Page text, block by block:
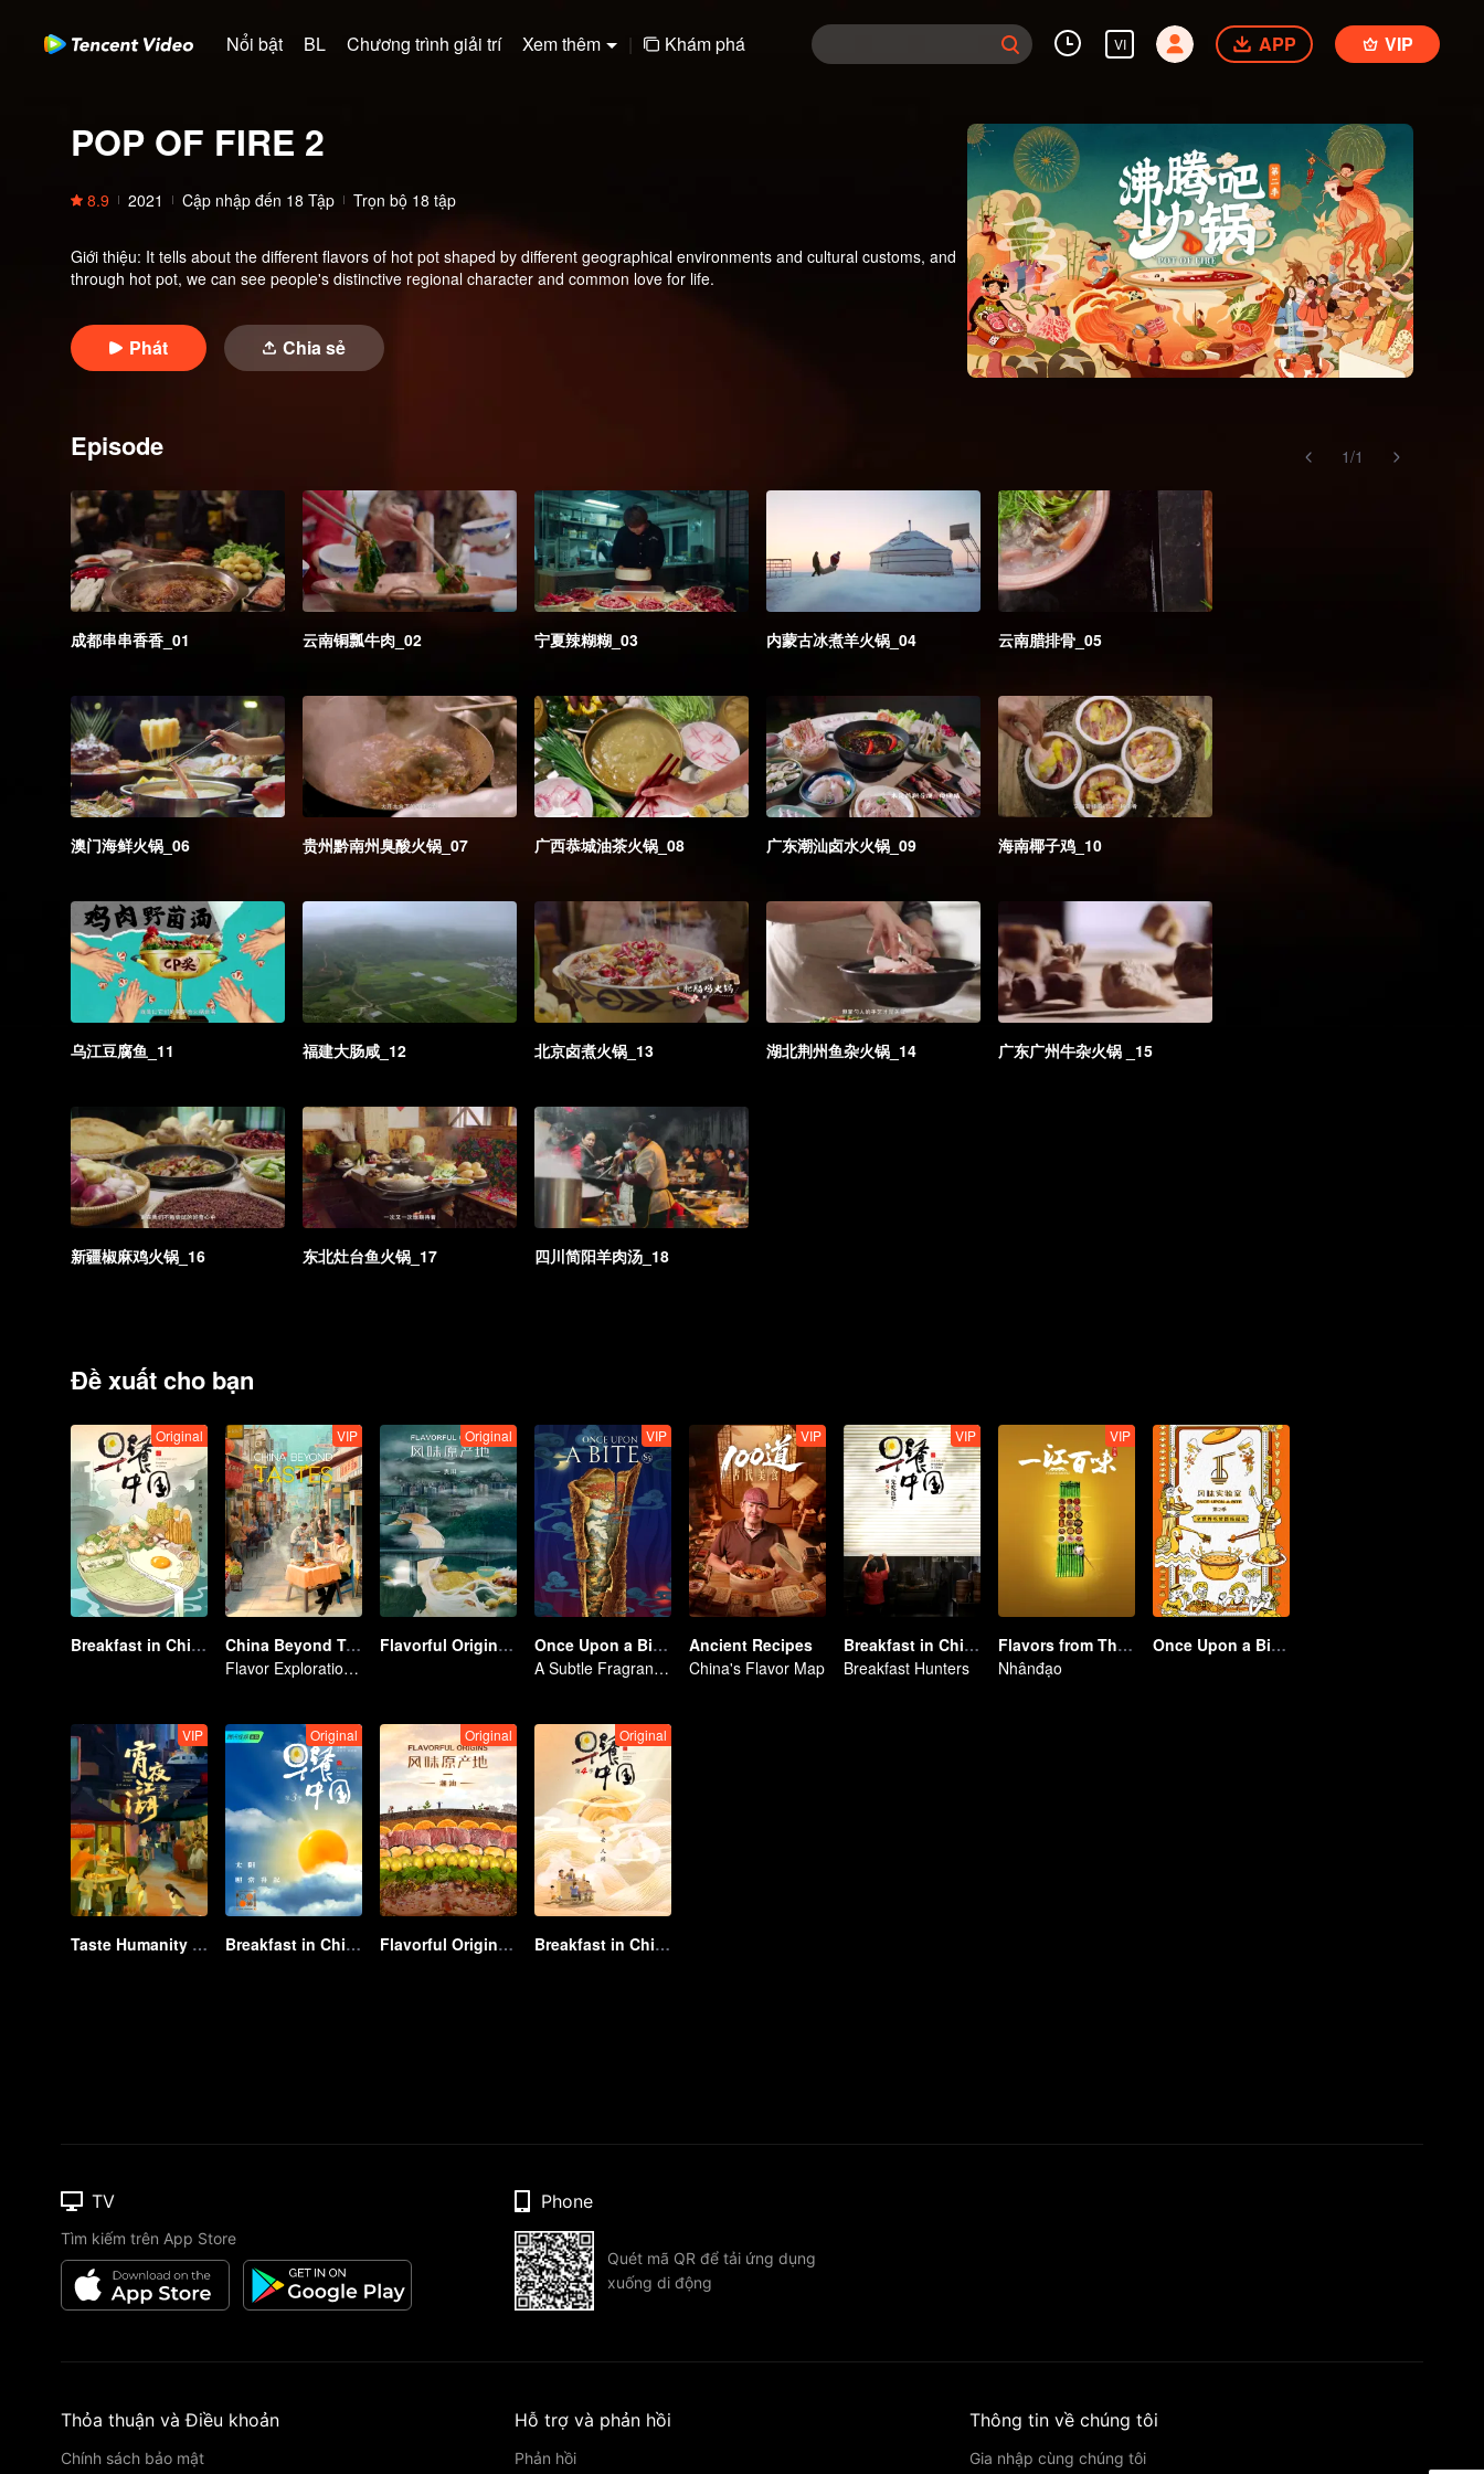
Nổi bật BL Chương trình giải trí Xem thêm | Khám phá VI APP VIP
POP OF FIRE 2
8.9 2021 Cập nhập đến 18 Tập Trọn bộ 18 tập
Giới thiệu: It tells about the different flavors of hot pot shaped by different geographical environments and cultural customs, and
through hot pot, we can see people's distinctive regional character and common love for life.
Phát Chia sẻ
Episode 1/1
成都串串香香_01 云南铜瓢牛肉_02 宁夏辣糊糊_03 内蒙古冰煮羊火锅_04 云南腊排骨_05
澳门海鲜火锅_06 贵州黔南州臭酸火锅_07 广西恭城油茶火锅_08 广东潮汕卤水火锅_09 海南椰子鸡_10
乌江豆腐鱼_11 福建大肠咸_12 北京卤煮火锅_13 湖北荆州鱼杂火锅_14 广东广州牛杂火锅 _15
新疆椒麻鸡火锅_16 东北灶台鱼火锅_17 四川简阳羊肉汤_18
Đề xuất cho bạn
Original
Breakfast in China
VIP
China Beyond Tastes
Flavor Exploration Journey of Chen Xiaoqing
Original
Flavorful Origins: Gui Yang
VIP
Once Upon a Bite S5
A Subtle Fragrance in Flavor
VIP
Ancient Recipes
China's Flavor Map
VIP
Breakfast in China 5
Breakfast Hunters
VIP
Flavors from The River
Nhânđạo
Once Upon a Bite S2
VIP
Taste Humanity at Night S2
Original
Breakfast in China Ⅲ
Original
Flavorful Origins: Chao Shan
Original
Breakfast in China 4
TV
Tìm kiếm trên App Store
Phone
Quét mã QR để tải ứng dụng
xuống di động
Thỏa thuận và Điều khoản
Chính sách bảo mật
Hỗ trợ và phản hồi
Phản hồi
Thông tin về chúng tôi
Gia nhập cùng chúng tôi